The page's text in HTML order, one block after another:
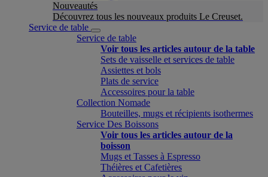
Nouveautés
Découvrez tous les nouveaux produits Le Creuset.
Service de table
Service de table
Voir tous les articles autour de la table
Sets de vaisselle et services de table
Assiettes et bols
Plats de service
Accessoires pour la table
Collection Nomade
Bouteilles, mugs et récipients isothermes
Service Des Boissons
Voir tous les articles autour de la
boisson
Mugs et Tasses à Espresso
Théières et Cafetières